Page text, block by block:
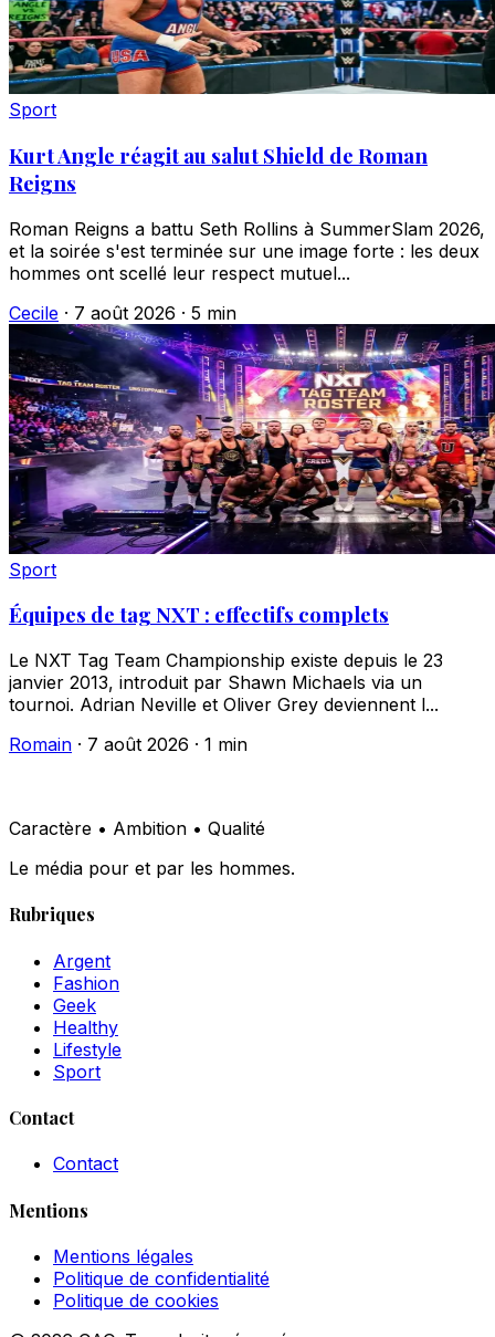
Sport
Kurt Angle réagit au salut Shield de Roman
Reigns
Roman Reigns a battu Seth Rollins à SummerSlam 2026,
et la soirée s'est terminée sur une image forte : les deux
hommes ont scellé leur respect mutuel...
Cecile · 7 août 2026 · 5 min
Sport
Équipes de tag NXT : effectifs complets
Le NXT Tag Team Championship existe depuis le 23
janvier 2013, introduit par Shawn Michaels via un
tournoi. Adrian Neville et Oliver Grey deviennent l...
Romain · 7 août 2026 · 1 min
Caractère • Ambition • Qualité
Le média pour et par les hommes.
Rubriques
Argent
Fashion
Geek
Healthy
Lifestyle
Sport
Contact
Contact
Mentions
Mentions légales
Politique de confidentialité
Politique de cookies